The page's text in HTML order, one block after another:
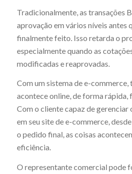
Tradicionalmente, as transações
aprovação em vários níveis antes
finalmente feito. Isso retarda o
especialmente quando as
modificadas e reaprovadas.
Com um sistema de e-commerce,
acontece online, de forma rápida,
Com o cliente capaz de gerenciar
em seu site de e-commerce,
o pedido final, as coisas
eficiência.
O representante comercial pode